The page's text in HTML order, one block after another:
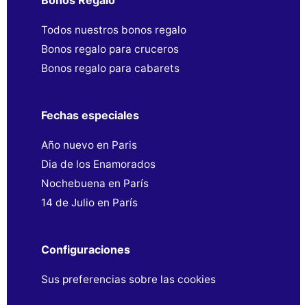
Todos nuestros bonos regalo
Bonos regalo para cruceros
Bonos regalo para cabarets
Fechas especiales
Año nuevo en Paris
Dia de los Enamorados
Nochebuena en París
14 de Julio en París
Configuraciones
Sus preferencias sobre las cookies